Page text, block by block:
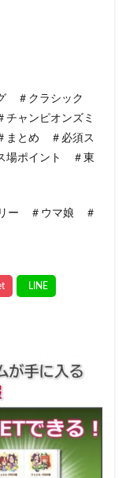
＃クラシック
ンピオンズミ
まとめ ＃必須ス
場ポイント ＃東
ー ＃ウマ娘 ＃